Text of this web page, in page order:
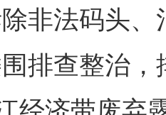
非法码头
排查整治